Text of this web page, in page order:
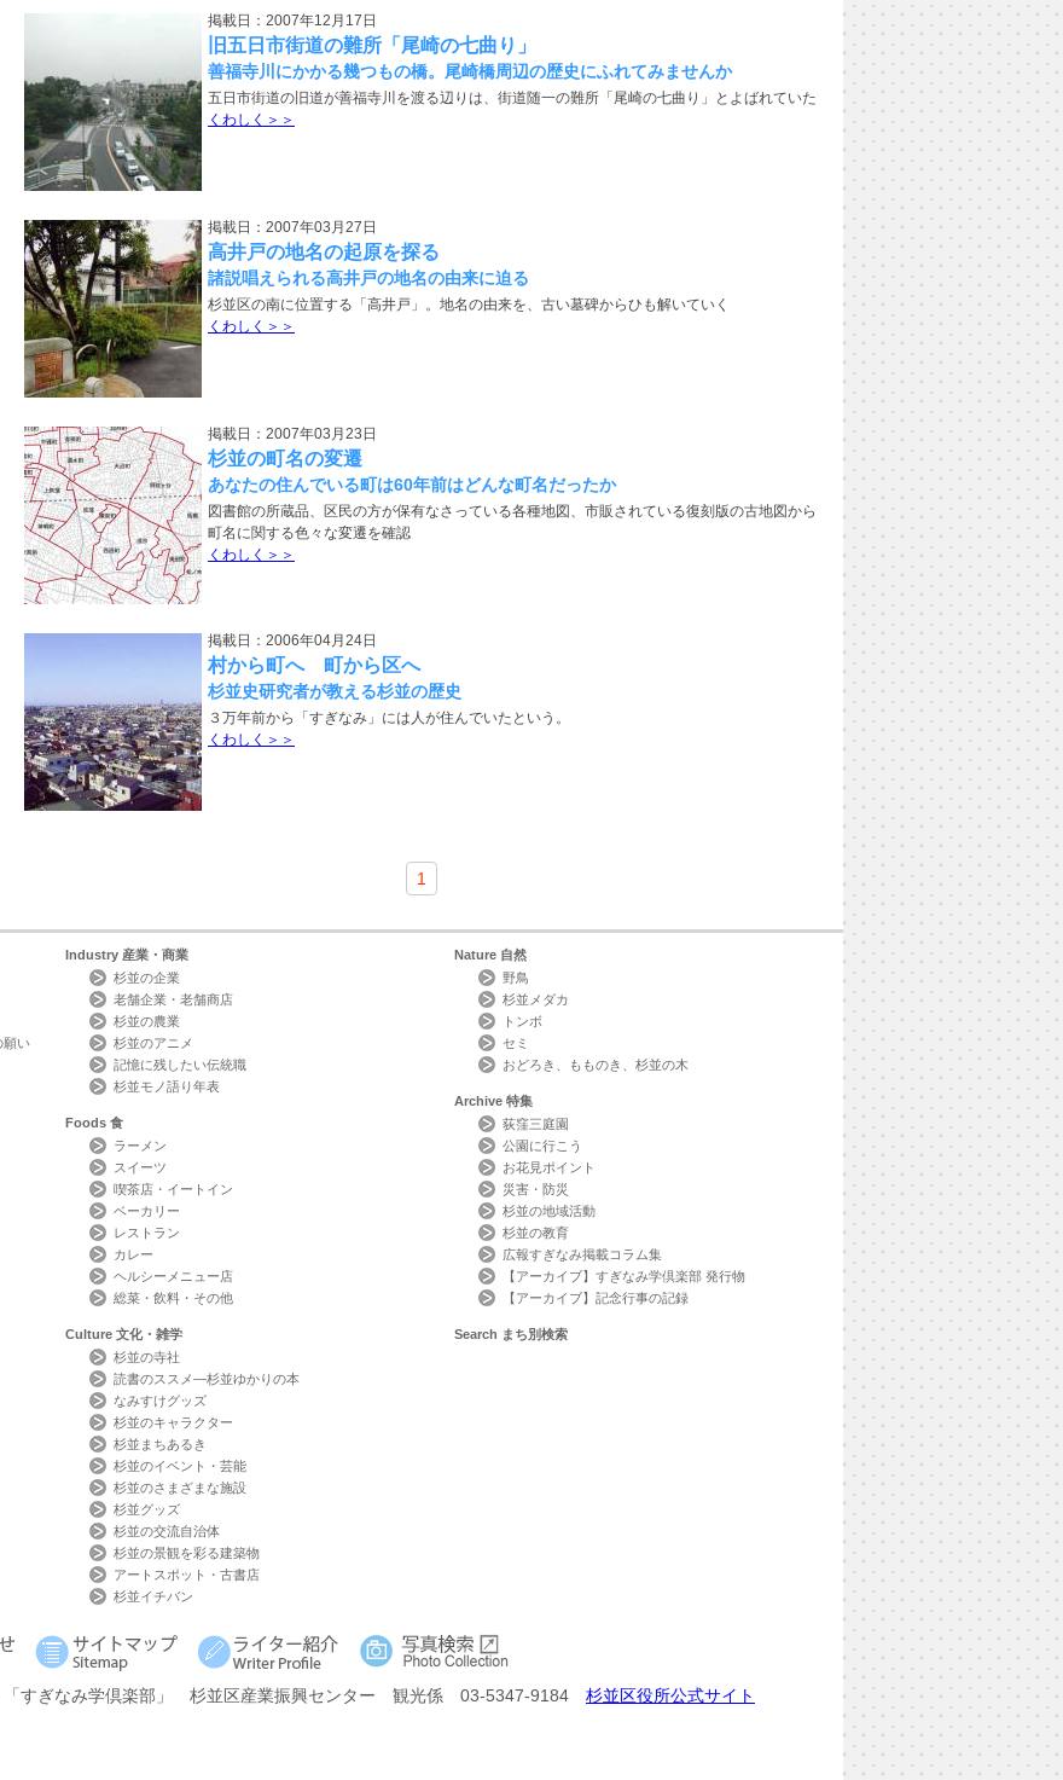
掲載日：2007年12月17日
旧五日市街道の難所「尾崎の七曲り」
善福寺川にかかる幾つもの橋。尾崎橋周辺の歴史にふれてみませんか
五日市街道の旧道が善福寺川を渡る辺りは、街道随一の難所「尾崎の七曲り」とよばれていた
くわしく＞＞
掲載日：2007年03月27日
高井戸の地名の起原を探る
諸説唱えられる高井戸の地名の由来に迫る
杉並区の南に位置する「高井戸」。地名の由来を、古い墓碑からひも解いていく
くわしく＞＞
掲載日：2007年03月23日
杉並の町名の変遷
あなたの住んでいる町は60年前はどんな町名だったか
図書館の所蔵品、区民の方が保有なさっている各種地図、市販されている復刻版の古地図から
町名に関する色々な変遷を確認
くわしく＞＞
掲載日：2006年04月24日
村から町へ 町から区へ
杉並史研究者が教える杉並の歴史
３万年前から「すぎなみ」には人が住んでいたという。
くわしく＞＞
1
願い
Industry 産業・商業
杉並の企業
老舗企業・老舗商店
杉並の農業
杉並のアニメ
記憶に残したい伝統職
杉並モノ語り年表
Foods 食
ラーメン
スイーツ
喫茶店・イートイン
ベーカリー
レストラン
カレー
ヘルシーメニュー店
総菜・飲料・その他
Culture 文化・雑学
杉並の寺社
読書のススメ―杉並ゆかりの本
なみすけグッズ
杉並のキャラクター
杉並まちあるき
杉並のイベント・芸能
杉並のさまざまな施設
杉並グッズ
杉並の交流自治体
杉並の景観を彩る建築物
アートスポット・古書店
杉並イチバン
Nature 自然
野鳥
杉並メダカ
トンボ
セミ
おどろき、もものき、杉並の木
Archive 特集
荻窪三庭園
公園に行こう
お花見ポイント
災害・防災
杉並の地域活動
杉並の教育
広報すぎなみ掲載コラム集
【アーカイブ】すぎなみ学倶楽部 発行物
【アーカイブ】記念行事の記録
Search まち別検索
「すぎなみ学倶楽部」 杉並区産業振興センター 観光係 03-5347-9184 杉並区役所公式サイト